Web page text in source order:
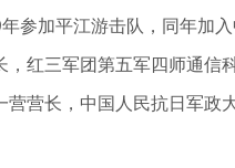
加平江游击队，同年加
红三军团第五军四师通信
营长，中国人民抗日军